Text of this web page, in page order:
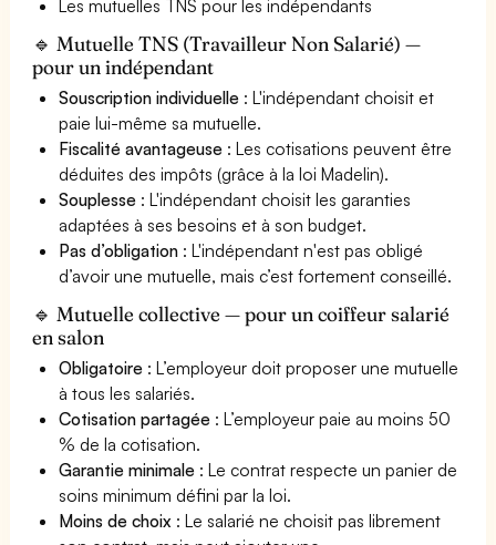
Les mutuelles TNS pour les indépendants
🔹 Mutuelle TNS (Travailleur Non Salarié) —
pour un indépendant
Souscription individuelle : L'indépendant choisit et
paie lui-même sa mutuelle.
Fiscalité avantageuse : Les cotisations peuvent être
déduites des impôts (grâce à la loi Madelin).
Souplesse : L'indépendant choisit les garanties
adaptées à ses besoins et à son budget.
Pas d’obligation : L'indépendant n'est pas obligé
d’avoir une mutuelle, mais c’est fortement conseillé.
🔹 Mutuelle collective — pour un coiffeur salarié
en salon
Obligatoire : L’employeur doit proposer une mutuelle
à tous les salariés.
Cotisation partagée : L’employeur paie au moins 50
% de la cotisation.
Garantie minimale : Le contrat respecte un panier de
soins minimum défini par la loi.
Moins de choix : Le salarié ne choisit pas librement